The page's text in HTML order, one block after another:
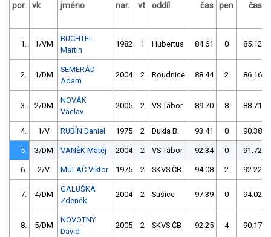
por. vk jméno nar. vt oddíl čas pen čas
1. 1/VM
BUCHTEL
Martin
1982 1 Hubertus 84.61 0 85.12
2. 1/DM
SEMERÁD
Adam
2004 2 Roudnice 88.44 2 86.16
3. 2/DM
NOVÁK
Václav
2005 2 VS Tábor 89.70 8 88.71
4. 1/V RUBÍN Daniel 1975 2 Dukla B. 93.41 0 90.38
5. 3/DM VANĚK Matěj 2004 2 VS Tábor 92.34 0 91.72
6. 2/V MULAČ Viktor 1975 2 SKVS ČB 94.08 2 92.22
7. 4/DM
GALUŠKA
Zdeněk
2004 2 Sušice 97.39 0 94.02
8. 5/DM
NOVOTNÝ
David
2005 2 SKVS ČB 92.25 4 90.17